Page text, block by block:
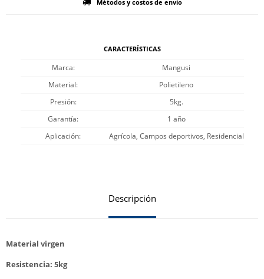
Métodos y costos de envío
CARACTERÍSTICAS
Marca
Mangusi
Material
Polietileno
Presión
5kg.
Garantía
1 año
Aplicación
Agrícola, Campos deportivos, Residencial
Descripción
Material virgen
Resistencia: 5kg